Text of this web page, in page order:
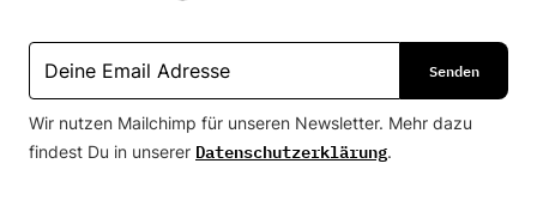
Wir nutzen Mailchimp für unseren Newsletter. Mehr dazu
findest Du in unserer Datenschutzerklärung.